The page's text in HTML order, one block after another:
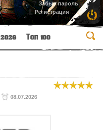
Забыл пароль
Регистрация
Топ 100
08.07.2026